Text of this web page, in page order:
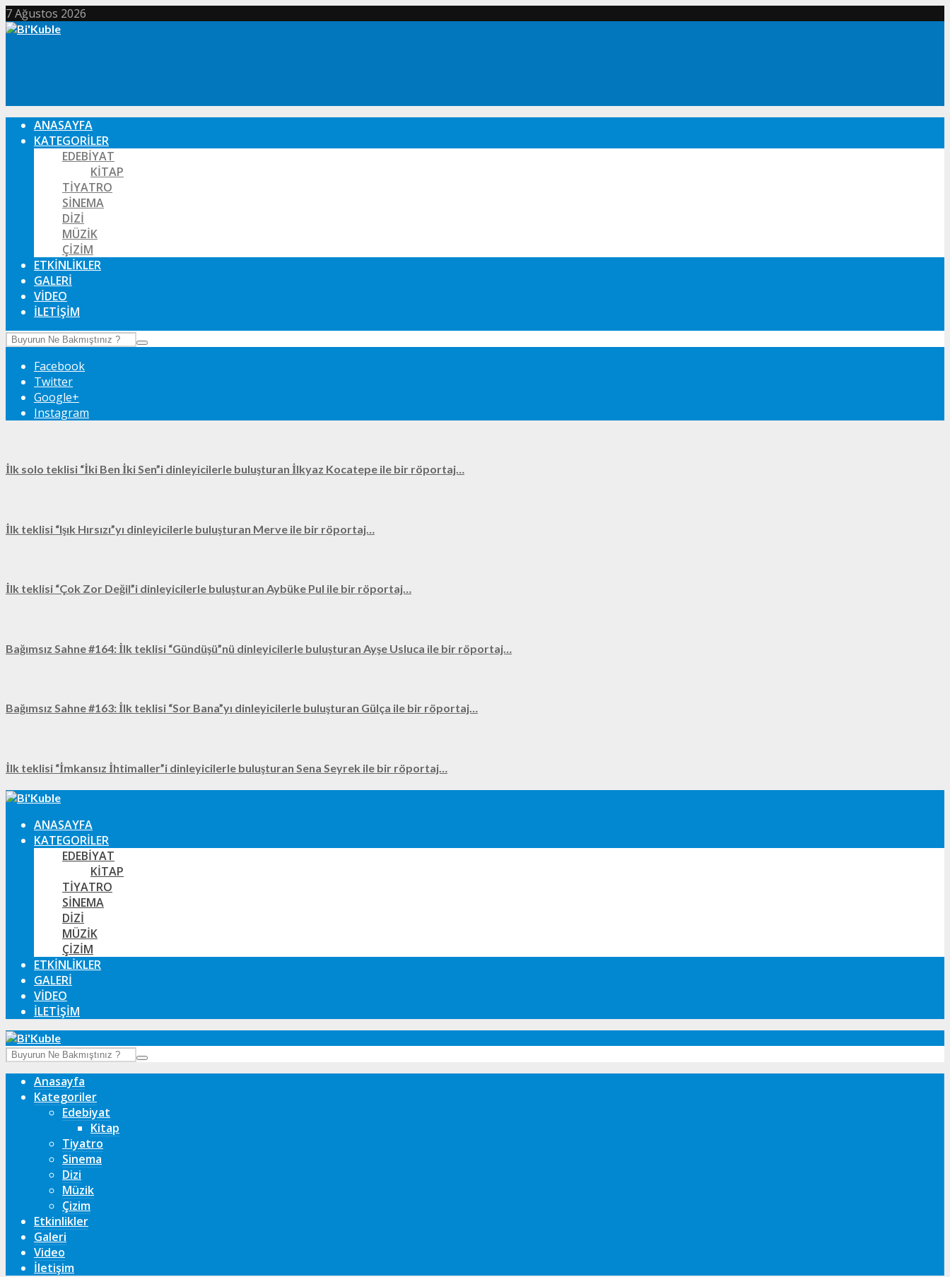
7 Ağustos 2026
ANASAYFA
KATEGORILER
EDEBIYAT
KITAP
TIYATRO
SINEMA
DIZI
MÜZIK
ÇIZIM
ETKINLIKLER
GALERI
VIDEO
İLETIŞIM
Facebook
Twitter
Google+
Instagram
İlk solo teklisi “İki Ben İki Sen”i dinleyicilerle buluşturan İlkyaz Kocatepe ile bir röportaj…
İlk teklisi “Işık Hırsızı”yı dinleyicilerle buluşturan Merve ile bir röportaj…
İlk teklisi “Çok Zor Değil”i dinleyicilerle buluşturan Aybüke Pul ile bir röportaj…
Bağımsız Sahne #164: İlk teklisi “Gündüşü”nü dinleyicilerle buluşturan Ayşe Usluca ile bir röportaj…
Bağımsız Sahne #163: İlk teklisi “Sor Bana”yı dinleyicilerle buluşturan Gülça ile bir röportaj…
İlk teklisi “İmkansız İhtimaller”i dinleyicilerle buluşturan Sena Seyrek ile bir röportaj…
ANASAYFA
KATEGORILER
EDEBIYAT
KITAP
TIYATRO
SINEMA
DIZI
MÜZIK
ÇIZIM
ETKINLIKLER
GALERI
VIDEO
İLETIŞIM
Anasayfa
Kategoriler
Edebiyat
Kitap
Tiyatro
Sinema
Dizi
Müzik
Çizim
Etkinlikler
Galeri
Video
İletişim